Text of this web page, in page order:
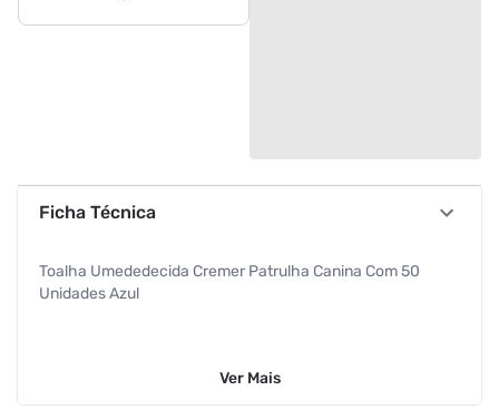
Ficha Técnica
Toalha Umededecida Cremer Patrulha Canina Com 50
Unidades Azul
Ver Mais